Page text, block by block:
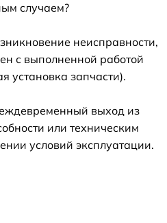
случаем?
неисправности,
с выполненной работой
установка запчасти).
выход из
или техническим
условий эксплуатации.